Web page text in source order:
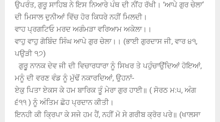
ਉਪਰੰਤ, ਗੁਰੂ ਸਾਹਿਬ ਨੇ ਇਸ ਨਿਆਰੇ ਪੰਥ ਦੀ ਨੀਂਹ ਰੱਖੀ। ‘ਆਪੇ ਗੁਰ ਚੇਲਾ’
ਦੀ ਮਿਸਾਲ ਦੁਨੀਆਂ ਵਿੱਚ ਹੋਰ ਕਿਧਰੇ ਨਹੀਂ ਮਿਲਦੀ।
ਵਾਹ ਪ੍ਰਗਟਿਓ ਮਰਦ ਅਗੰਮੜਾ ਵਰਿਆਮ ਅਕੇਲਾ।।
ਵਾਹੁ ਵਾਹੁ ਗੋਬਿੰਦ ਸਿੰਘ ਆਪੇ ਗੁਰ ਚੇਲਾ।। (ਭਾਈ ਗੁਰਦਾਸ ਜੀ, ਵਾਰ ੪੧,
ਪਉੜੀ ੧੭)
ਗੁਰੂੁ ਨਾਨਕ ਦੇਵ ਜੀ ਦੀ ਵਿਚਾਰਧਾਰਾ ਨੂੰ ਸਿਖਰ ਤੇ ਪਹੁੰਚਾਉਂਦਿਆਂ ਹੋਇਆਂ,
ਮਨੂੰ ਦੀ ਵਰਣ ਵੰਡ ਨੂੰ ਮੁੱਢੋਂ ਨਕਾਰਦਿਆਂ, ਉਹਨਾਂ-
ਏਕੁ ਪਿਤਾ ਏਕਸ ਕੇ ਹਮ ਬਾਰਿਕ ਤੂੰ ਮੇਰਾ ਗੁਰ ਹਾਈ॥ ( ਸੋਰਠ ਮ:੫, ਅੰਗ
੬੧੧ ) ਨੂੰ ਅੰਤਿਮ ਛੋਹ ਪ੍ਰਦਾਨ ਕੀਤੀ।
ਇਨਹੀ ਕੀ ਕ੍ਰਿਪਾ ਕੇ ਸਜੇ ਹਮ ਹੈਂ, ਨਹੀਂ ਮੋ ਸੇ ਗਰੀਬ ਕ੍ਰੋਰ ਪਰੇ॥ (ਖਾਲਸਾ